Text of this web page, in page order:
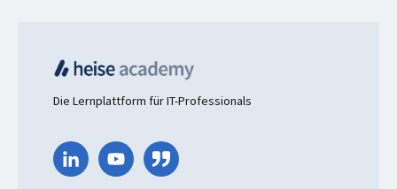
Die Lernplattform für IT-Professionals